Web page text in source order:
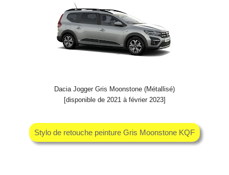
Dacia Jogger Gris Moonstone (Métallisé)
[disponible de 2021 à février 2023]
Stylo de retouche peinture Gris Moonstone KQF